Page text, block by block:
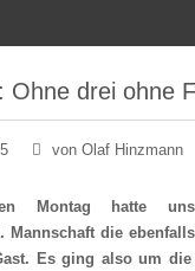
Ohne drei ohne
von Olaf Hinzmann
Montag hatte
Mannschaft die
Es ging also um die